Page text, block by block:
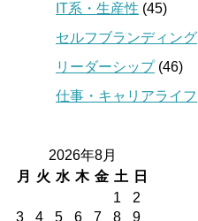
IT系・生産性 (45)
セルフブランディング
リーダーシップ(46)
仕事・キャリアライフ
2026年8月
月
火 水 木 金 土
日
1
2
3
4 5 6 7 8 9